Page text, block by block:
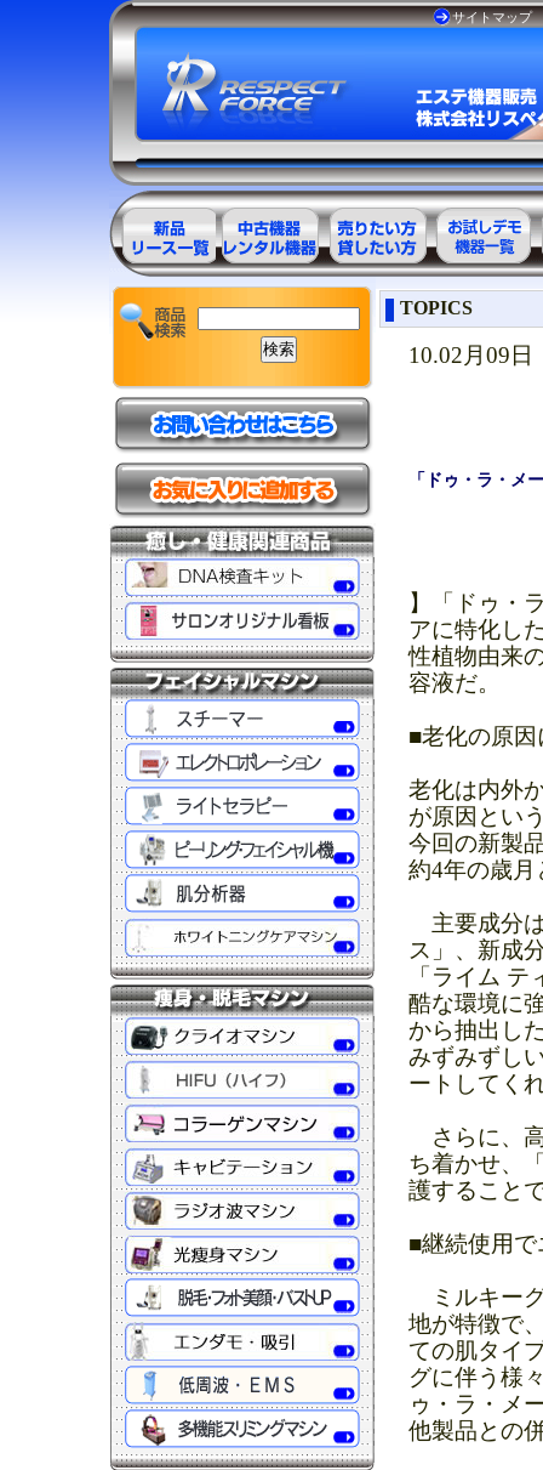
サイトマップ
エステ美容用
品製品一覧
エステ美容用
品アウトレッ
ト商品一覧
エステ美容用
品レンタル可
能商品一覧
お試しデモ可
能機器一覧
TOPICS
10.02月09日
「ドゥ・ラ・メ
】「ドゥ・
アに特化し
性植物由来
容液だ。
■老化の原
老化は内外
が原因とい
今回の新製
約4年の歳
主要成分
ス」、新成
「ライム
酷な環境に
から抽出し
みずみずし
ートしてく
さらに、
ち着かせ、
護すること
■継続使用
ミルキー
地が特徴で
ての肌タイ
グに伴う様
ゥ・ラ・メ
他製品との